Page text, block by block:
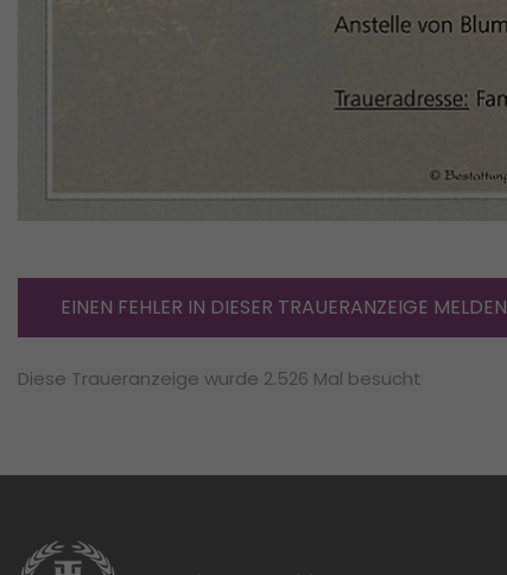
EINEN FEHLER IN DIESER TRAUERANZEIGE MELDEN
Diese Traueranzeige wurde 2.526 Mal besucht